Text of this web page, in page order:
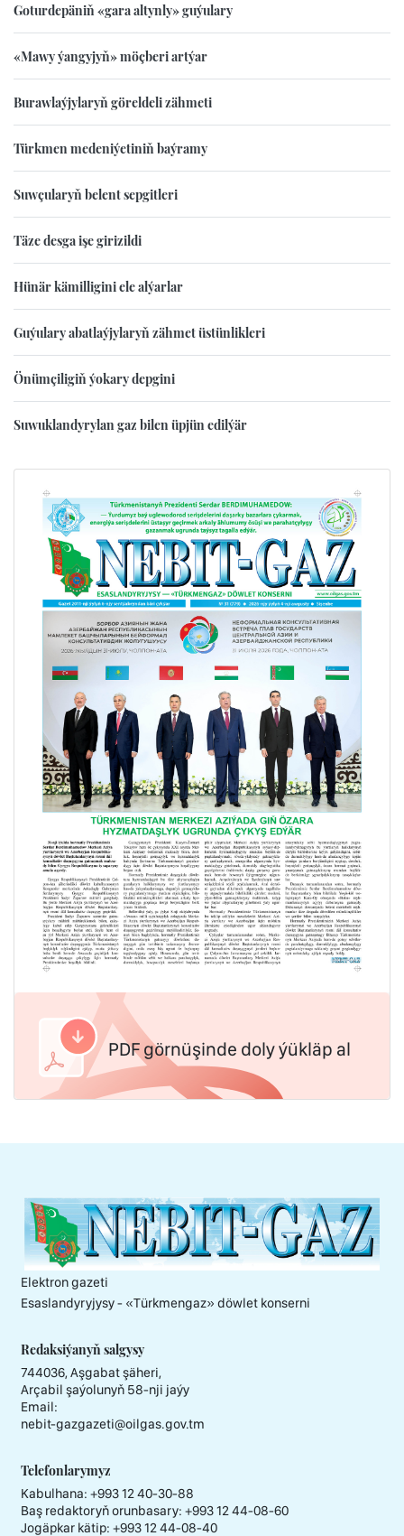
Goturdepäniň «gara altynly» guýulary
«Mawy ýangyjyň» möçberi artýar
Burawlaýjylaryň göreldeli zähmeti
Türkmen medeniýetiniň baýramy
Suwçularyň belent sepgitleri
Täze desga işe girizildi
Hünär kämilligini ele alýarlar
Guýulary abatlaýjylaryň zähmet üstünlikleri
Önümçiligiň ýokary depgini
Suwuklandyrylan gaz bilen üpjün edilýär
PDF görnüşinde doly ýükläp al
Elektron gazeti
Esaslandyryjysy - «Тürkmengaz» döwlet konserni
Redaksiýanyň salgysy
744036, Aşgabat şäheri,
Arçabil şaýolunyň 58-nji jaýy
Email:
nebit-gazgazeti@oilgas.gov.tm
Telefonlarymyz
Kabulhana: +993 12 40-30-88
Baş redaktoryň orunbasary: +993 12 44-08-60
Jogäpkar kätip: +993 12 44-08-40